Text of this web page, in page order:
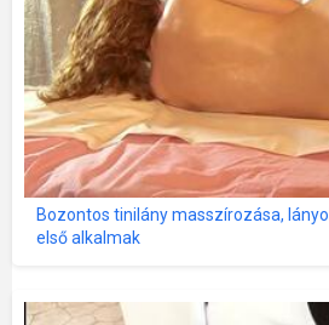
Bozontos tinilány masszírozása,
első alkalmak